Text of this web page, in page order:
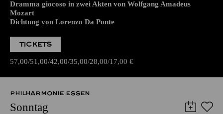
Dramma giocoso in zwei Akten von Wolfgang Amadeus
Mozart
Dichtung von Lorenzo Da Ponte
TICKETS
57,00 51,00 42,00 35,00 28,00 17,00 €
PHILHARMONIE ESSEN
Sonntag